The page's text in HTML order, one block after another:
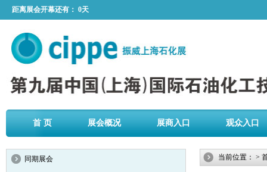
距离展会开幕还有： 0天
首 页 展会概况 展商入口 观众入口
同期展会 当前位置： >